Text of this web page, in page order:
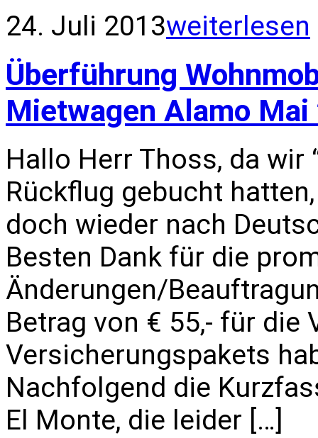
24. Juli 2013weiterlesen
Überführung
Mietwagen Alamo
Hallo Herr Thoss, da wir
Rückflug gebucht
doch wieder nach
Besten Dank für die
Änderungen/
Betrag von € 55,- für die
Versicherungspakets
Nachfolgend die
El Monte, die leider […]